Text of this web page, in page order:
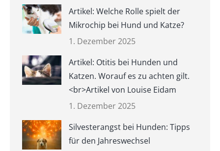
Artikel: Welche Rolle spielt der
Mikrochip bei Hund und Katze?
1. Dezember 2025
Artikel: Otitis bei Hunden und
Katzen. Worauf es zu achten gilt.
<br>Artikel von Louise Eidam
1. Dezember 2025
Silvesterangst bei Hunden: Tipps
für den Jahreswechsel